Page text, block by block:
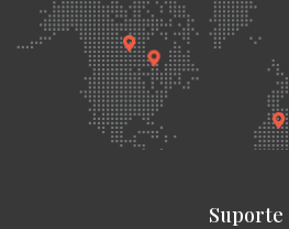
Suporte